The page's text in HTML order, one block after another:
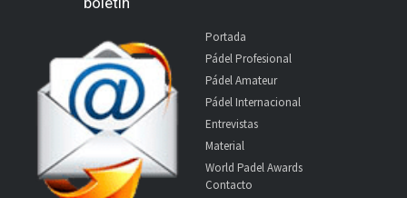
Portada
Pádel Profesional
Pádel Amateur
Pádel Internacional
Entrevistas
Material
World Padel Awards
Contacto